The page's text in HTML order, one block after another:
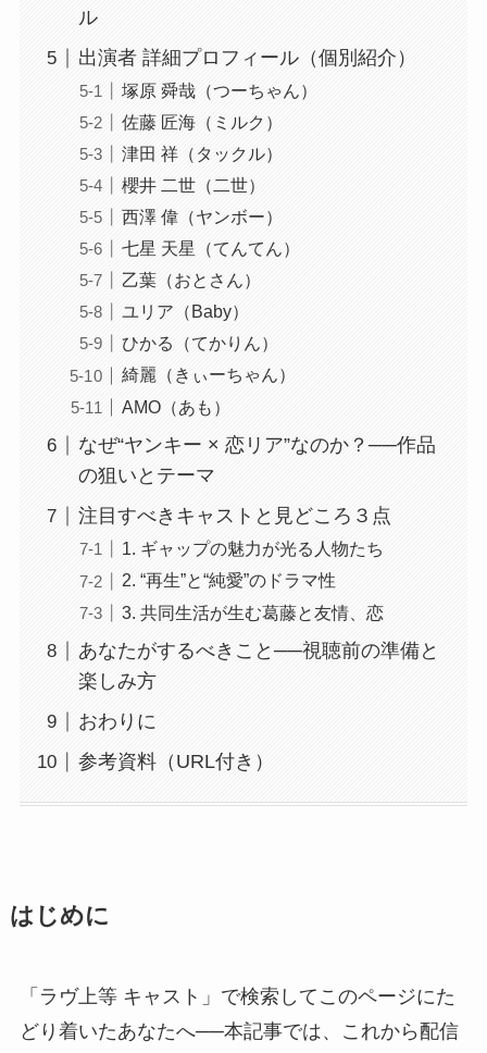
ル
出演者 詳細プロフィール（個別紹介）
塚原 舜哉（つーちゃん）
佐藤 匠海（ミルク）
津田 祥（タックル）
櫻井 二世（二世）
西澤 偉（ヤンボー）
七星 天星（てんてん）
乙葉（おとさん）
ユリア（Baby）
ひかる（てかりん）
綺麗（きぃーちゃん）
AMO（あも）
なぜ“ヤンキー × 恋リア”なのか？──作品
の狙いとテーマ
注目すべきキャストと見どころ３点
1. ギャップの魅力が光る人物たち
2. “再生”と“純愛”のドラマ性
3. 共同生活が生む葛藤と友情、恋
あなたがするべきこと──視聴前の準備と
楽しみ方
おわりに
参考資料（URL付き）
はじめに
「ラヴ上等 キャスト」で検索してこのページにた
どり着いたあなたへ──本記事では、これから配信